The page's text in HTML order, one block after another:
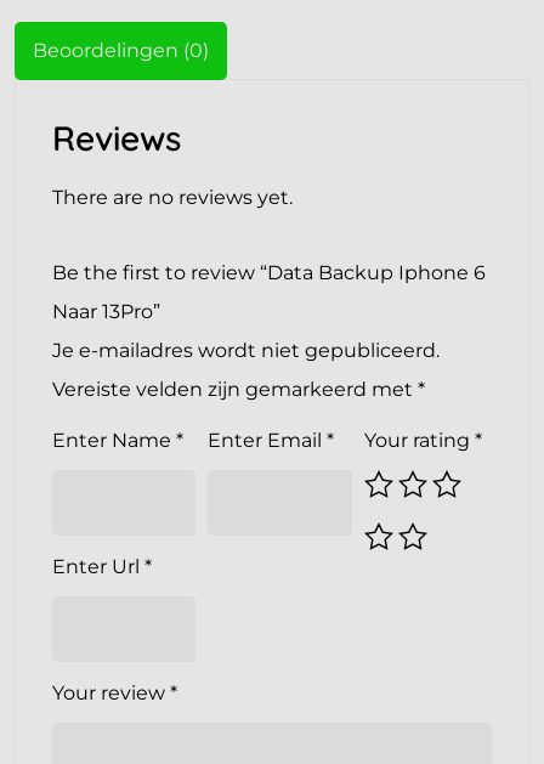
Beoordelingen (0)
Reviews
There are no reviews yet.
Be the first to review “Data Backup Iphone 6
Naar 13Pro”
Je e-mailadres wordt niet gepubliceerd.
Vereiste velden zijn gemarkeerd met *
Enter Name * Enter Email*
Enter Url *
Your review *
Your rating *